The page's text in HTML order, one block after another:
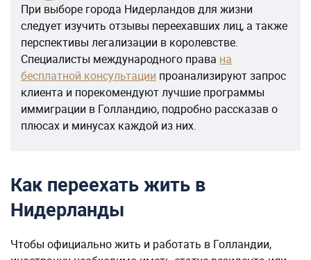
При выборе города Нидерландов для жизни
следует изучить отзывы переехавших лиц, а также
перспективы легализации в королевстве.
Специалисты международного права на
бесплатной консультации проанализируют запрос
клиента и порекомендуют лучшие программы
иммиграции в Голландию, подробно рассказав о
плюсах и минусах каждой из них.
Как переехать жить в
Нидерланды
Чтобы официально жить и работать в Голландии,